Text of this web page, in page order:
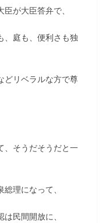
が大臣答弁で、
、庭も、便利さも独
どリベラルな方で尊
、そうだそうだと一
理になって、
民間開放に、